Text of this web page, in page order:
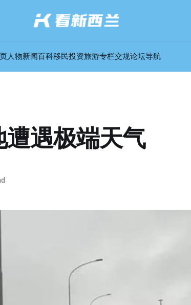
人物新闻百科移民投资旅游专栏交规论坛导航
遇极端天气